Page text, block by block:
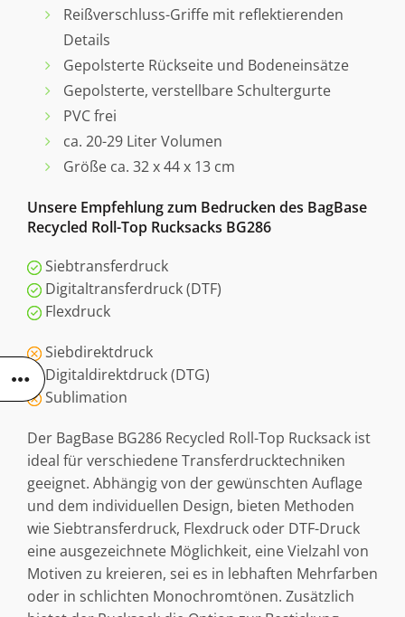
Reißverschluss-Griffe mit reflektierenden
Details
Gepolsterte Rückseite und Bodeneinsätze
Gepolsterte, verstellbare Schultergurte
PVC frei
ca. 20-29 Liter Volumen
Größe ca. 32 x 44 x 13 cm
Unsere Empfehlung zum Bedrucken des BagBase
Recycled Roll-Top Rucksacks BG286
Siebtransferdruck
Digitaltransferdruck (DTF)
Flexdruck
Siebdirektdruck
Digitaldirektdruck (DTG)
Sublimation
Der BagBase BG286 Recycled Roll-Top Rucksack ist
ideal für verschiedene Transferdrucktechniken
geeignet. Abhängig von der gewünschten Auflage
und dem individuellen Design, bieten Methoden
wie Siebtransferdruck, Flexdruck oder DTF-Druck
eine ausgezeichnete Möglichkeit, eine Vielzahl von
Motiven zu kreieren, sei es in lebhaften Mehrfarben
oder in schlichten Monochromtönen. Zusätzlich